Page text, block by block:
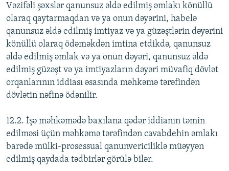
Vəzifəli şəxslər qanunsuz əldə edilmiş əmlakı könüllü
olaraq qaytarmaqdan və ya onun dəyərini, habelə
qanunsuz əldə edilmiş imtiyaz və ya güzəştlərin dəyərini
könüllü olaraq ödəməkdən imtina etdikdə, qanunsuz
əldə edilmiş əmlak və ya onun dəyəri, qanunsuz əldə
edilmiş güzəşt və ya imtiyazların dəyəri müvafiq dövlət
orqanlarının iddiası əsasında məhkəmə tərəfindən
dövlətin nəfinə ödənilir.
12.2. İşə məhkəmədə baxılana qədər iddianın təmin
edilməsi üçün məhkəmə tərəfindən cavabdehin əmlakı
barədə mülki-prosessual qanunvericiliklə müəyyən
edilmiş qaydada tədbirlər görülə bilər.